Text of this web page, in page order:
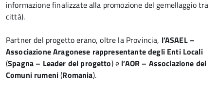
informazione finalizzate alla promozione del gemellaggio tra
città).
Partner del progetto erano, oltre la Provincia, l’ASAEL –
Associazione Aragonese rappresentante degli Enti Locali
(Spagna – Leader del progetto) e l’AOR – Associazione dei
Comuni rumeni(Romania).